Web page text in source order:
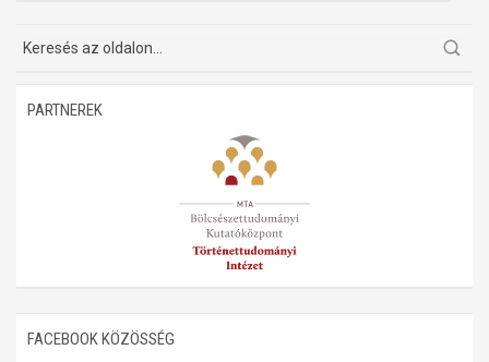
PARTNEREK
FACEBOOK KÖZÖSSÉG